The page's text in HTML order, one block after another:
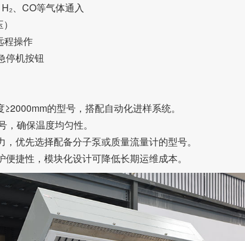
、CO等气体通入
程操作
停机按钮
的型号，搭配自动化进样系统。
确保温度均匀性。
优先选择配备分子泵或质量流量计的型号。
捷性，模块化设计可降低长期运维成本。